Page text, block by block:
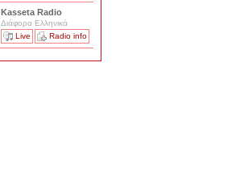
Kasseta Radio
Διάφορα Ελληνικά
Live
Radio info